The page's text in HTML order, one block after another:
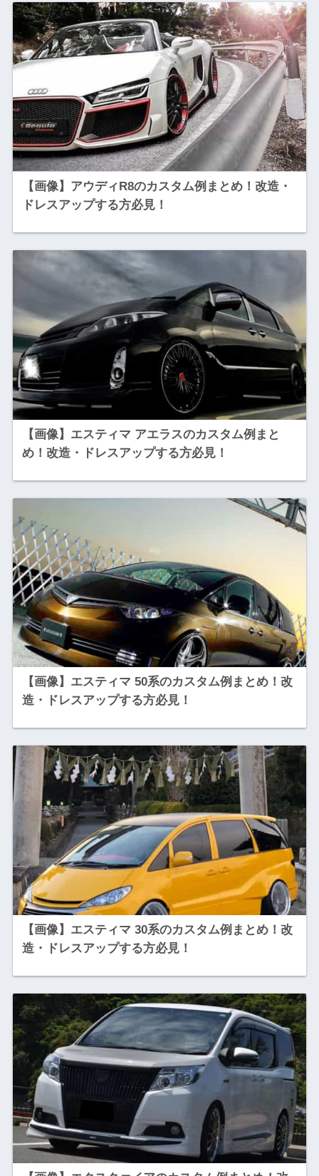
【画像】アウディR8のカスタム例まとめ！改造・
ドレスアップする方必見！
【画像】エスティマ アエラスのカスタム例まと
め！改造・ドレスアップする方必見！
【画像】エスティマ 50系のカスタム例まとめ！改
造・ドレスアップする方必見！
【画像】エスティマ 30系のカスタム例まとめ！改
造・ドレスアップする方必見！